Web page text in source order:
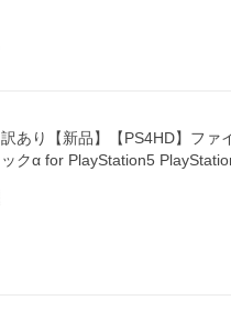
訳あり【新品】【PS4HD】ファ
ックα for PlayStation5